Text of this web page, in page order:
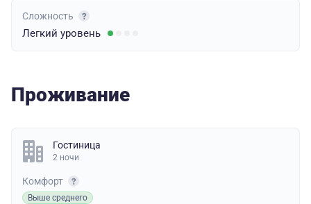
Сложность
Легкий уровень
Проживание
Гостиница
2 ночи
Комфорт
Выше среднего